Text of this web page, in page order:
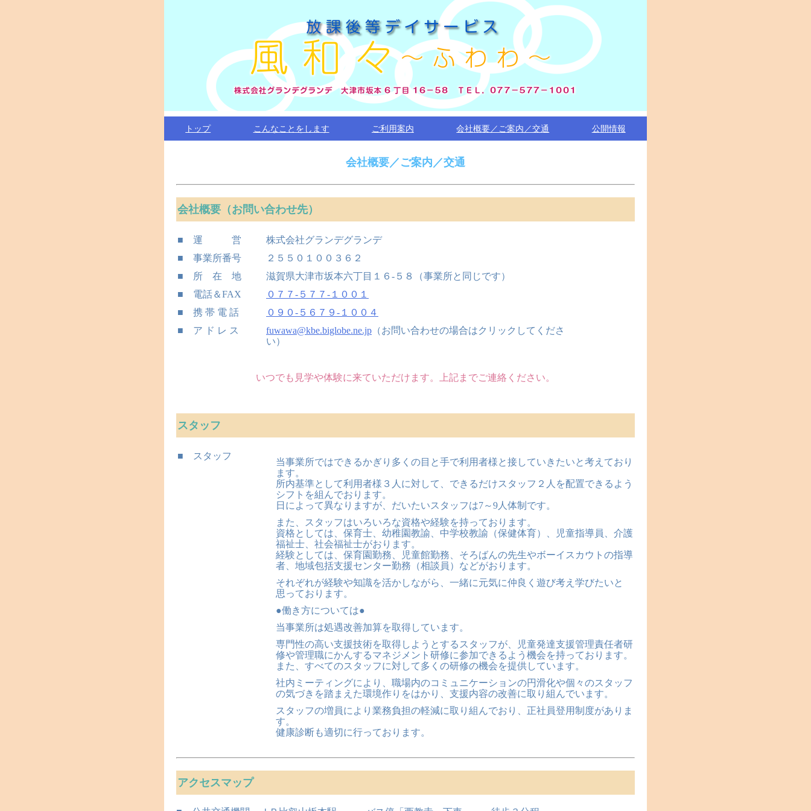
トップ こんなことをします ご利用案内 会社概要／ご案内／交通 公開情報
会社概要／ご案内／交通
会社概要（お問い合わせ先）
■ 運 営
株式会社グランデグランデ
■ 事業所番号
２５５０１００３６２
■ 所 在 地
滋賀県大津市坂本六丁目１６-５８（事業所と同じです）
■ 電話＆FAX
０７７-５７７-１００１
■ 携 帯 電 話
０９０-５６７９-１００４
■ ア ド レ ス
fuwawa@kbe.biglobe.ne.jp （お問い合わせの場合はクリックしてくださ
い）
いつでも見学や体験に来ていただけます。上記までご連絡ください。
スタッフ
■ スタッフ
当事業所ではできるかぎり多くの目と手で利用者様と接していきたいと考えており
ます。
所内基準として利用者様３人に対して、できるだけスタッフ２人を配置できるよう
シフトを組んでおります。
日によって異なりますが、だいたいスタッフは7～9人体制です。
また、スタッフはいろいろな資格や経験を持っております。
資格としては、保育士、幼稚園教諭、中学校教諭（保健体育）、児童指導員、介護
福祉士、社会福祉士がおります。
経験としては、保育園勤務、児童館勤務、そろばんの先生やボーイスカウトの指導
者、地域包括支援センター勤務（相談員）などがおります。
それぞれが経験や知識を活かしながら、一緒に元気に仲良く遊び考え学びたいと
思っております。
●働き方については●
当事業所は処遇改善加算を取得しています。
専門性の高い支援技術を取得しようとするスタッフが、児童発達支援管理責任者研
修や管理職にかんするマネジメント研修に参加できるよう機会を持っております。
また、すべてのスタッフに対して多くの研修の機会を提供しています。
社内ミーティングにより、職場内のコミュニケーションの円滑化や個々のスタッフ
の気づきを踏まえた環境作りをはかり、支援内容の改善に取り組んでいます。
スタッフの増員により業務負担の軽減に取り組んでおり、正社員登用制度がありま
す。
健康診断も適切に行っております。
アクセスマップ